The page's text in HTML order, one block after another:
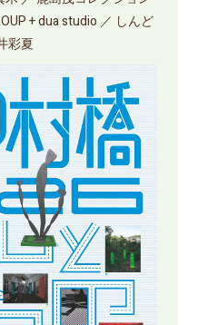
+ dua studio ／ しんど
彩夏